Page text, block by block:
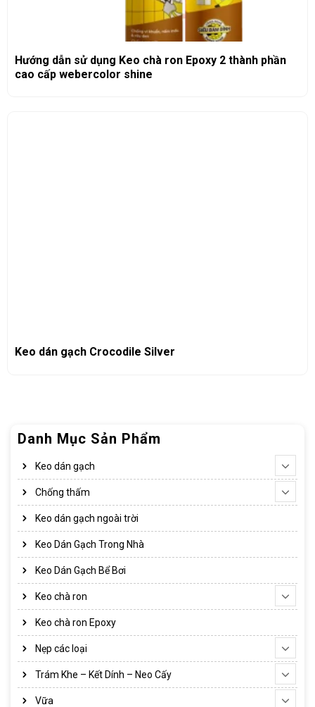
Danh Mục Sản Phẩm
Keo dán gạch
Chống thấm
Keo dán gạch ngoài trời
Keo Dán Gạch Trong Nhà
Keo Dán Gạch Bể Bơi
Keo chà ron
Keo chà ron Epoxy
Nẹp các loại
Trám Khe – Kết Dính – Neo Cấy
Vữa
Hướng dẫn sử dụng Keo chà ron Epoxy 2 thành phần
cao cấp webercolor shine
Keo dán gạch Crocodile Silver